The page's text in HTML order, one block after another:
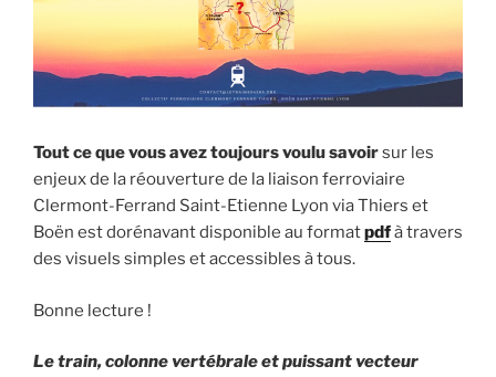
Tout ce que vous avez toujours voulu savoirsur les
enjeux de la réouverture de la liaison ferroviaire
Clermont-Ferrand Saint-Etienne Lyon via Thiers et
Boën est dorénavant disponible au formatpdfà travers
des visuels simples et accessibles à tous.
Bonne lecture !
Le train, colonne vertébrale et puissant vecteur